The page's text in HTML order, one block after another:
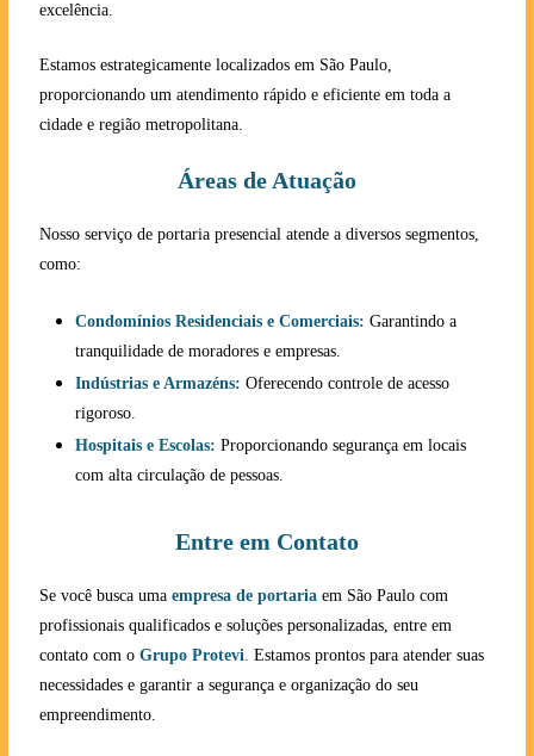
excelência.
Estamos estrategicamente localizados em São Paulo,
proporcionando um atendimento rápido e eficiente em toda a
cidade e região metropolitana.
Áreas de Atuação
Nosso serviço de portaria presencial atende a diversos segmentos,
como:
Condomínios Residenciais e Comerciais: Garantindo a
tranquilidade de moradores e empresas.
Indústrias e Armazéns: Oferecendo controle de acesso
rigoroso.
Hospitais e Escolas: Proporcionando segurança em locais
com alta circulação de pessoas.
Entre em Contato
Se você busca uma empresa de portariaem São Paulo com
profissionais qualificados e soluções personalizadas, entre em
contato com o Grupo Protevi. Estamos prontos para atender suas
necessidades e garantir a segurança e organização do seu
empreendimento.